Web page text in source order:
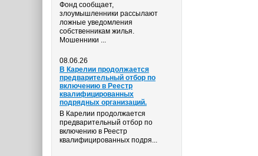
Фонд сообщает,
злоумышленники рассылают
ложные уведомления
собственникам жилья.
Мошенники ...
08.06.26
В Карелии продолжается
предварительный отбор по
включению в Реестр
квалифицированных
подрядных организаций.
В Карелии продолжается
предварительный отбор по
включению в Реестр
квалифицированных подря...